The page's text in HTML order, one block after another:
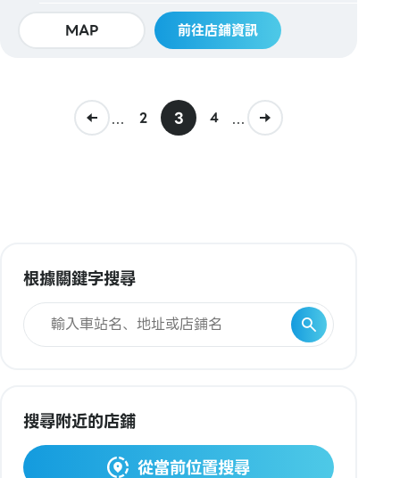
MAP 前往店鋪資訊
... 2 3 4 ...
根據關鍵字搜尋
搜尋附近的店鋪
從當前位置搜尋